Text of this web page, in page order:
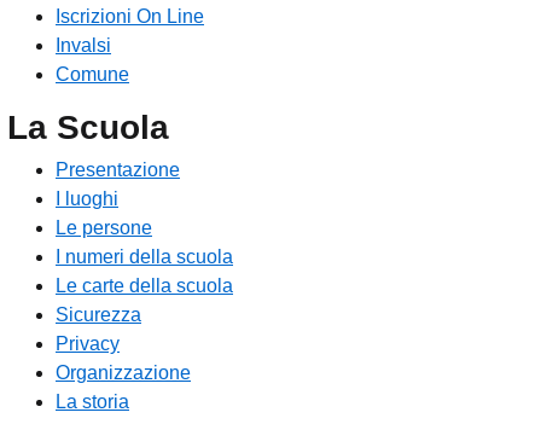
Iscrizioni On Line
Invalsi
Comune
La Scuola
Presentazione
I luoghi
Le persone
I numeri della scuola
Le carte della scuola
Sicurezza
Privacy
Organizzazione
La storia